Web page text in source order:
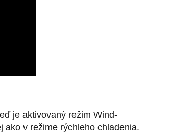
je aktivovaný režim Wind-
v režime rýchleho chladenia.